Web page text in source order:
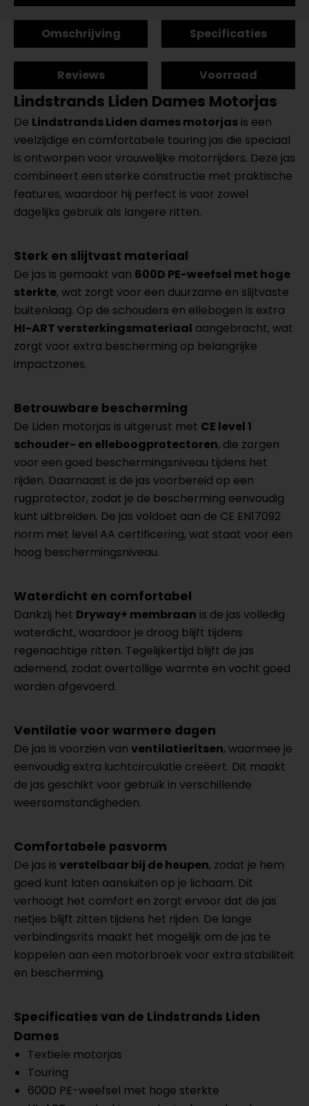
Omschrijving Specificaties
Reviews Voorraad
Lindstrands Liden Dames Motorjas
De Lindstrands Liden dames motorjas is een
veelzijdige en comfortabele touring jas die speciaal
is ontworpen voor vrouwelijke motorrijders. Deze jas
combineert een sterke constructie met praktische
features, waardoor hij perfect is voor zowel
dagelijks gebruik als langere ritten.
Sterk en slijtvast materiaal
De jas is gemaakt van 600D PE-weefsel met hoge
sterkte, wat zorgt voor een duurzame en slijtvaste
buitenlaag. Op de schouders en ellebogen is extra
HI-ART versterkingsmateriaal aangebracht, wat
zorgt voor extra bescherming op belangrijke
impactzones.
Betrouwbare bescherming
De Liden motorjas is uitgerust met CE level 1
schouder- en elleboogprotectoren, die zorgen
voor een goed beschermingsniveau tijdens het
rijden. Daarnaast is de jas voorbereid op een
rugprotector, zodat je de bescherming eenvoudig
kunt uitbreiden. De jas voldoet aan de CE EN17092
norm met level AA certificering, wat staat voor een
hoog beschermingsniveau.
Waterdicht en comfortabel
Dankzij het Dryway+ membraan is de jas volledig
waterdicht, waardoor je droog blijft tijdens
regenachtige ritten. Tegelijkertijd blijft de jas
ademend, zodat overtollige warmte en vocht goed
worden afgevoerd.
Ventilatie voor warmere dagen
De jas is voorzien van ventilatieritsen, waarmee je
eenvoudig extra luchtcirculatie creëert. Dit maakt
de jas geschikt voor gebruik in verschillende
weersomstandigheden.
Comfortabele pasvorm
De jas is verstelbaar bij de heupen, zodat je hem
goed kunt laten aansluiten op je lichaam. Dit
verhoogt het comfort en zorgt ervoor dat de jas
netjes blijft zitten tijdens het rijden. De lange
verbindingsrits maakt het mogelijk om de jas te
koppelen aan een motorbroek voor extra stabiliteit
en bescherming.
Specificaties van de Lindstrands Liden
Dames
Textiele motorjas
Touring
600D PE-weefsel met hoge sterkte